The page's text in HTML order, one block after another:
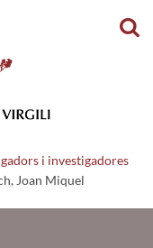
i investigadores
Joan Miquel